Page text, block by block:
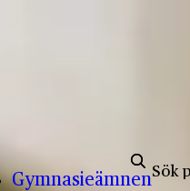
Gymnasieämnen
Sök